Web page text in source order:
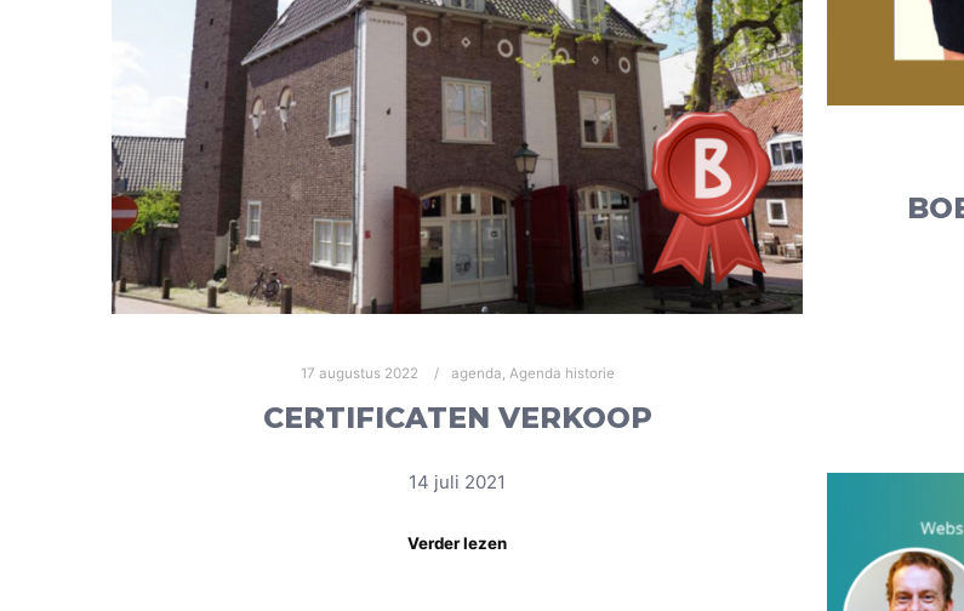
17 augustus 2022 agenda, Agenda historie
CERTIFICATEN VERKOOP
14 juli 2021
Verder lezen